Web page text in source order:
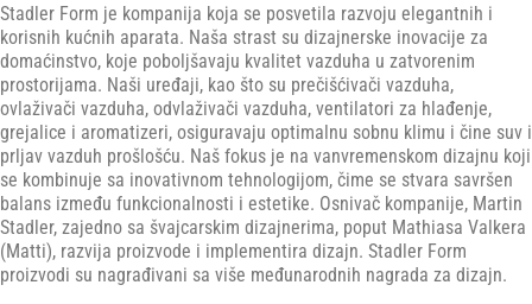
Stadler Form je kompanija koja se posvetila razvoju elegantnih i
korisnih kućnih aparata. Naša strast su dizajnerske inovacije za
domaćinstvo, koje poboljšavaju kvalitet vazduha u zatvorenim
prostorijama. Naši uređaji, kao što su prečišćivači vazduha,
ovlaživači vazduha, odvlaživači vazduha, ventilatori za hlađenje,
grejalice i aromatizeri, osiguravaju optimalnu sobnu klimu i čine suv i
prljav vazduh prošlošću. Naš fokus je na vanvremenskom dizajnu koji
se kombinuje sa inovativnom tehnologijom, čime se stvara savršen
balans između funkcionalnosti i estetike. Osnivač kompanije, Martin
Stadler, zajedno sa švajcarskim dizajnerima, poput Mathiasa Valkera
(Matti), razvija proizvode i implementira dizajn. Stadler Form
proizvodi su nagrađivani sa više međunarodnih nagrada za dizajn.